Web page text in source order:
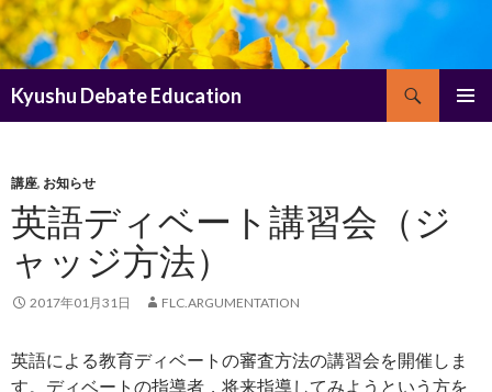
Kyushu Debate Education
索
ン
ツ
へ
ス
ッ
講座, お知らせ
英語ディベート講習会（ジ
ャッジ方法）
2017年01月31日 FLC.ARGUMENTATION
英語による教育ディベートの審査方法の講習会を開催しま
す。ディベートの指導者，将来指導してみようという方を